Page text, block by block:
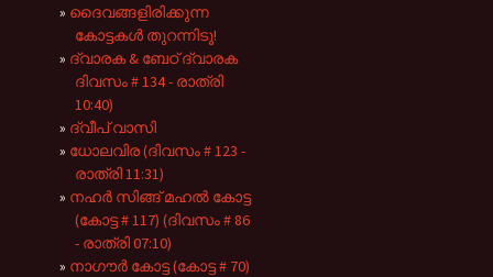
ദൈവങ്ങളിരിക്കുന്ന
കോട്ടകൾ തുറന്നിടൂ!
ദ്വാരക & ബേഠ് ദ്വാരക
ദിവസം # 134 - രാത്രി
10:40)
ദ്വീപ് വാസി
ധോലവിര (ദിവസം # 123 -
രാത്രി 11:31)
നഹർ സിങ്ങ് മഹൽ കോട്ട
(കോട്ട # 117) (ദിവസം # 86
- രാത്രി 07:10)
നാഗൗർ കോട്ട (കോട്ട # 70)